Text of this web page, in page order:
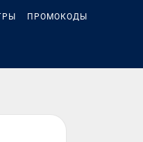
ПРОМОКОДЫ